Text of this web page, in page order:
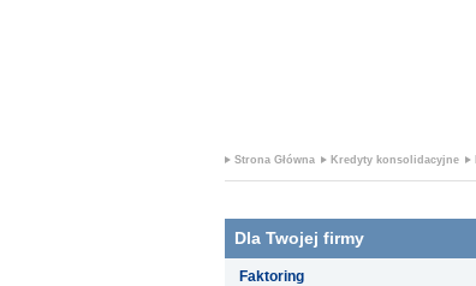
Strona Główna Kredyty konsolidacyjne
Dla Twojej firmy
Faktoring